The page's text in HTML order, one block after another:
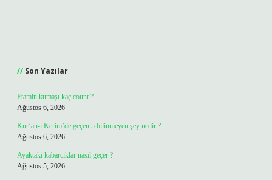
Son Yazılar
Etamin kumaşı kaç count ?
Ağustos 6, 2026
Kur’an-ı Kerim’de geçen 5 bilinmeyen şey nedir ?
Ağustos 6, 2026
Ayaktaki kabarcıklar nasıl geçer ?
Ağustos 5, 2026